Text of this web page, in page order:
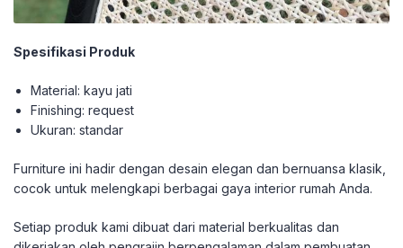
Spesifikasi Produk
Material: kayu jati
Finishing: request
Ukuran: standar
Furniture ini hadir dengan desain elegan dan bernuansa klasik,
cocok untuk melengkapi berbagai gaya interior rumah Anda.
Setiap produk kami dibuat dari material berkualitas dan